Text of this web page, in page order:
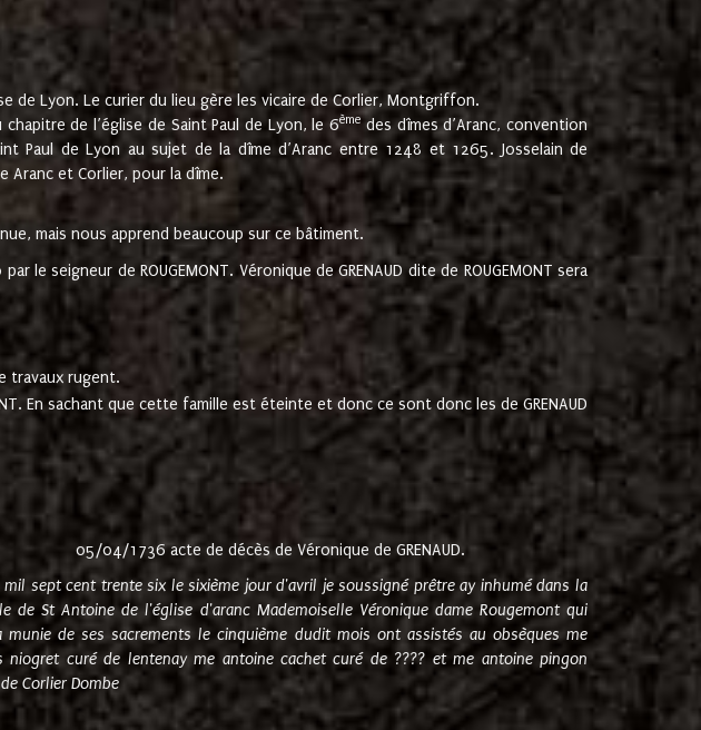
de Lyon. Le curier du lieu gère les vicaire de Corlier, Montgriffon.
chapitre de l’église de Saint Paul de Lyon, le 6ème des dîmes d’Aranc, convention
Paul de Lyon au sujet de la dîme d’Aranc entre 1248 et 1265. Josselain de
Aranc et Corlier, pour la dîme.
mais nous apprend beaucoup sur ce bâtiment.
seigneur de ROUGEMONT. Véronique de GRENAUD dite de ROUGEMONT sera
travaux rugent.
En sachant que cette famille est éteinte et donc ce sont donc les de GRENAUD
05/04/1736 acte de décès de Véronique de GRENAUD.
mil sept cent trente six le sixième jour d'avril je soussigné prêtre ay inhumé dans la
de St Antoine de l'église d'aranc Mademoiselle Véronique dame Rougemont qui
munie de ses sacrements le cinquième dudit mois ont assistés au obsèques me
niogret curé de lentenay me antoine cachet curé de ???? et me antoine pingon
Corlier Dombe